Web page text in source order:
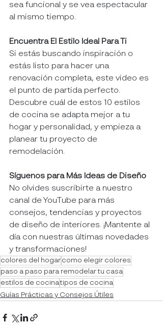
sea funcional y se vea espectacular
al mismo tiempo.
Encuentra El Estilo Ideal Para Ti
Si estás buscando inspiración o
estás listo para hacer una
renovación completa, este video es
el punto de partida perfecto.
Descubre cuál de estos 10 estilos
de cocina se adapta mejor a tu
hogar y personalidad, y empieza a
planear tu proyecto de
remodelación.
Síguenos para Más Ideas de Diseño
No olvides suscribirte a nuestro
canal de YouTube para más
consejos, tendencias y proyectos
de diseño de interiores. ¡Mantente al
día con nuestras últimas novedades
y transformaciones!
colores del hogar como elegir colores
paso a paso para remodelar tu casa
estilos de cocina tipos de cocina
Guías Prácticas y Consejos Útiles